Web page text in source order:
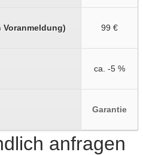
99 €
ca. -5 %
Garantie
anfragen